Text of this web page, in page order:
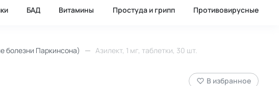
БАД Витамины Простуда и грипп Противовирусные
болезни Паркинсона) Азилект, 1 мг, таблетки, 30 шт.
В избранное